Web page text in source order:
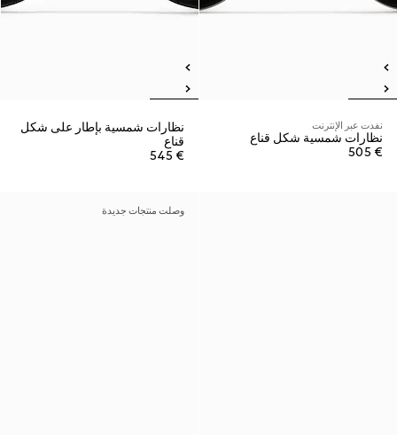
نفدت عبر الإنترنت
نظارات شمسية شكل قناع
€ 505
نظارات شمسية بإطار على شكل
قناع
€ 545
وصلت منتجات جديدة